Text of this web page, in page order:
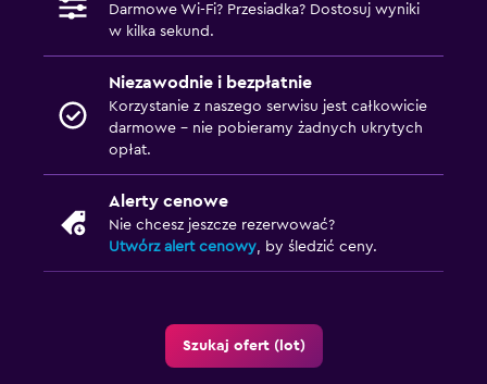
Darmowe Wi-Fi? Przesiadka? Dostosuj wyniki
w kilka sekund.
Niezawodnie i bezpłatnie
Korzystanie z naszego serwisu jest całkowicie
darmowe – nie pobieramy żadnych ukrytych
opłat.
Alerty cenowe
Nie chcesz jeszcze rezerwować?
Utwórz alert cenowy , by śledzić ceny.
Szukaj ofert (lot)